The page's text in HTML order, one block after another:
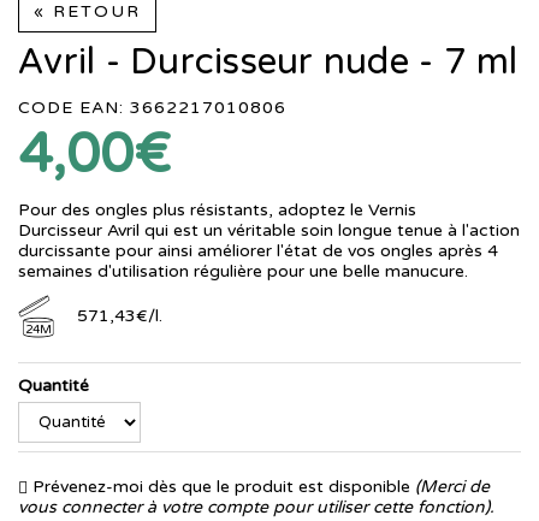
« RETOUR
Avril - Durcisseur nude - 7 ml
CODE EAN: 3662217010806
4,00€
Pour des ongles plus résistants, adoptez le Vernis
Durcisseur Avril qui est un véritable soin longue tenue à l'action
durcissante pour ainsi améliorer l'état de vos ongles après 4
semaines d'utilisation régulière pour une belle manucure.
24M
571,43€/l.
Quantité
Prévenez-moi dès que le produit est disponible (Merci de
vous connecter à votre compte pour utiliser cette fonction).